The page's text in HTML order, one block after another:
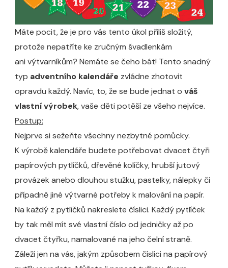
Máte pocit, že je pro vás tento úkol příliš složitý,
protože nepatříte ke zručným švadlenkám
ani výtvarníkům? Nemáte se čeho bát! Tento snadný
typ adventního kalendáře zvládne zhotovit
opravdu každý. Navíc, to, že se bude jednat o váš
vlastní výrobek, vaše děti potěší ze všeho nejvíce.
Postup:
Nejprve si sežeňte všechny nezbytné pomůcky.
K výrobě kalendáře budete potřebovat dvacet čtyři
papírových pytlíčků, dřevěné kolíčky, hrubší jutový
provázek anebo dlouhou stužku, pastelky, nálepky či
případně jiné výtvarné potřeby k malování na papír.
Na každý z pytlíčků nakreslete číslici. Každý pytlíček
by tak měl mít své vlastní číslo od jedničky až po
dvacet čtyřku, namalované na jeho čelní straně.
Záleží jen na vás, jakým způsobem číslici na papírový